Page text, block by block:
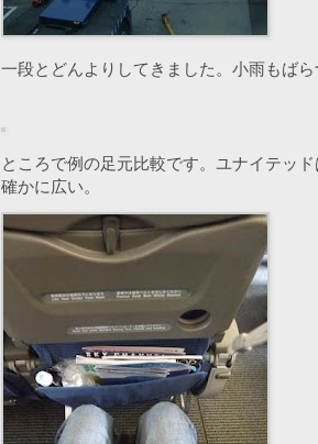
一段とどんよりしてきました。小雨もば
ところで例の足元比較です。ユナイテッド
確かに広い。